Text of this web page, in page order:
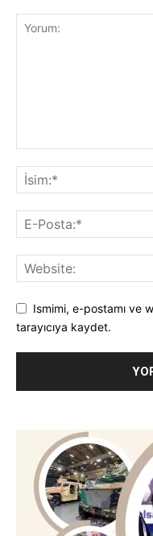
Ismimi, e-postamı ve
tarayıcıya kaydet.